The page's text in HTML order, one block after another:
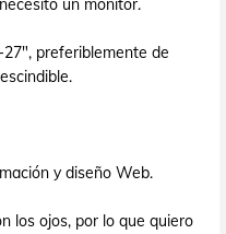
un monitor.
preferiblemente de
y diseño Web.
los ojos, por lo que quiero